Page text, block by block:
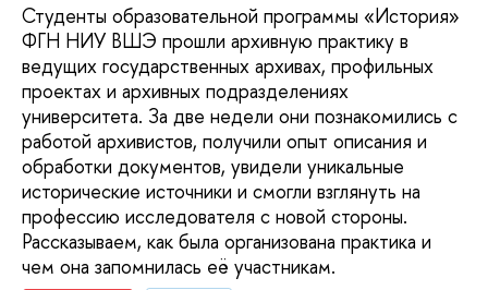
Студенты образовательной программы «История»
ФГН НИУ ВШЭ прошли архивную практику в
ведущих государственных архивах, профильных
проектах и архивных подразделениях
университета. За две недели они познакомились с
работой архивистов, получили опыт описания и
обработки документов, увидели уникальные
исторические источники и смогли взглянуть на
профессию исследователя с новой стороны.
Рассказываем, как была организована практика и
чем она запомнилась её участникам.